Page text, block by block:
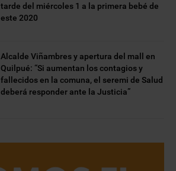
tarde del miércoles 1 a la primera bebé de
este 2020
Alcalde Viñambres y apertura del mall en
Quilpué: “Si aumentan los contagios y
fallecidos en la comuna, el seremi de Salud
deberá responder ante la Justicia”